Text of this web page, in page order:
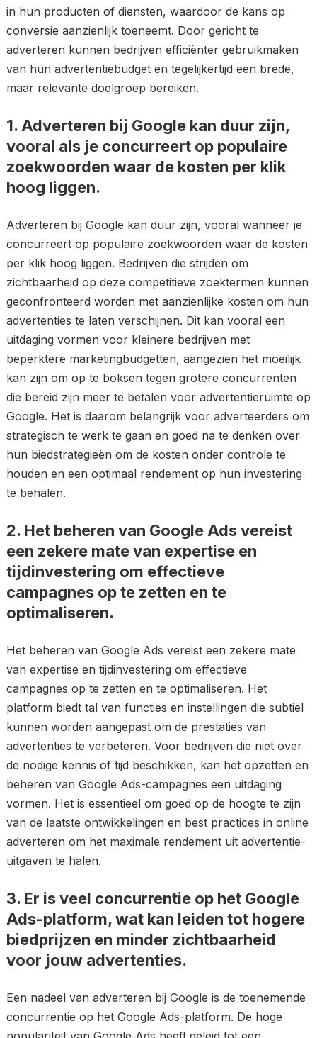
in hun producten of diensten, waardoor de kans op
conversie aanzienlijk toeneemt. Door gericht te
adverteren kunnen bedrijven efficiënter gebruikmaken
van hun advertentiebudget en tegelijkertijd een brede,
maar relevante doelgroep bereiken.
1. Adverteren bij Google kan duur zijn,
vooral als je concurreert op populaire
zoekwoorden waar de kosten per klik
hoog liggen.
Adverteren bij Google kan duur zijn, vooral wanneer je
concurreert op populaire zoekwoorden waar de kosten
per klik hoog liggen. Bedrijven die strijden om
zichtbaarheid op deze competitieve zoektermen kunnen
geconfronteerd worden met aanzienlijke kosten om hun
advertenties te laten verschijnen. Dit kan vooral een
uitdaging vormen voor kleinere bedrijven met
beperktere marketingbudgetten, aangezien het moeilijk
kan zijn om op te boksen tegen grotere concurrenten
die bereid zijn meer te betalen voor advertentieruimte op
Google. Het is daarom belangrijk voor adverteerders om
strategisch te werk te gaan en goed na te denken over
hun biedstrategieën om de kosten onder controle te
houden en een optimaal rendement op hun investering
te behalen.
2. Het beheren van Google Ads vereist
een zekere mate van expertise en
tijdinvestering om effectieve
campagnes op te zetten en te
optimaliseren.
Het beheren van Google Ads vereist een zekere mate
van expertise en tijdinvestering om effectieve
campagnes op te zetten en te optimaliseren. Het
platform biedt tal van functies en instellingen die subtiel
kunnen worden aangepast om de prestaties van
advertenties te verbeteren. Voor bedrijven die niet over
de nodige kennis of tijd beschikken, kan het opzetten en
beheren van Google Ads-campagnes een uitdaging
vormen. Het is essentieel om goed op de hoogte te zijn
van de laatste ontwikkelingen en best practices in online
adverteren om het maximale rendement uit advertentie-
uitgaven te halen.
3. Er is veel concurrentie op het Google
Ads-platform, wat kan leiden tot hogere
biedprijzen en minder zichtbaarheid
voor jouw advertenties.
Een nadeel van adverteren bij Google is de toenemende
concurrentie op het Google Ads-platform. De hoge